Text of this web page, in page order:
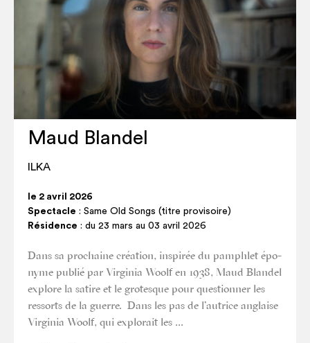
Maud Blandel
ILKA
le 2 avril 2026
Spectacle : Same Old Songs (titre provisoire)
Résidence : du 23 mars au 03 avril 2026
Dans sa pro­chaine créa­tion, ins­pi­rée du pam­phlet épo­
nyme publié par Vir­gi­nia Woolf en 1938, Maud Blan­del
explore la satire et le gro­tesque pour ques­tion­ner les
res­sorts de la guerre. Dans les pas de l’autrice anglaise
Vir­gi­nia Woolf, qui explo­rait les …